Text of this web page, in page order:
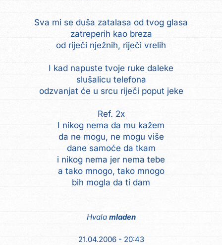
Sva mi se duša zatalasa od tvog glasa
zatreperih kao breza
od riječi nježnih, riječi vrelih
I kad napuste tvoje ruke daleke
slušalicu telefona
odzvanjat će u srcu riječi poput jeke
Ref. 2x
I nikog nema da mu kažem
da ne mogu, ne mogu više
dane samoće da tkam
i nikog nema jer nema tebe
a tako mnogo, tako mnogo
bih mogla da ti dam
Hvala mladen
21.04.2006 - 20:43